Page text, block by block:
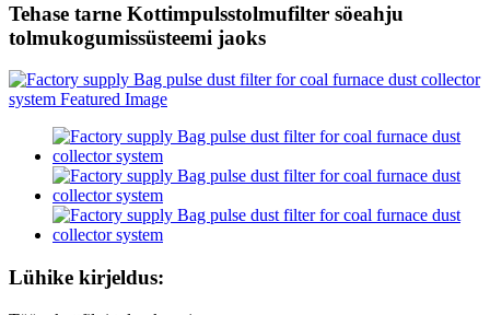
Tehase tarne Kottimpulsstolmufilter söeahju
tolmukogumissüsteemi jaoks
Lühike kirjeldus: